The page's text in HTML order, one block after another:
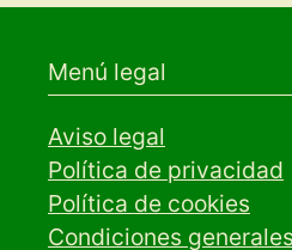
Menú legal
Aviso legal
Política de privacidad
Política de cookies
Condiciones generales